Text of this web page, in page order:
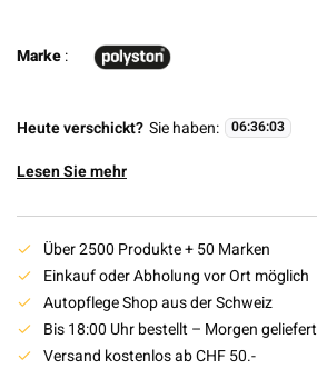
Marke:
Heute verschickt? Sie haben: 06:36:03
Lesen Sie mehr
Über 2500 Produkte + 50 Marken
Einkauf oder Abholung vor Ort möglich
Autopflege Shop aus der Schweiz
Bis 18:00 Uhr bestellt – Morgen geliefert
Versand kostenlos ab CHF 50.-